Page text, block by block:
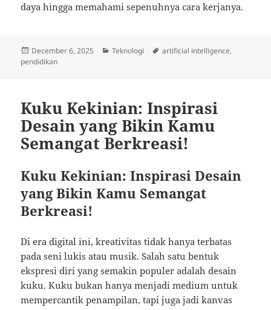
daya hingga memahami sepenuhnya cara kerjanya.
Posted
on
December 6, 2025 Categories
Teknologi Tags
artificial intelligence,
pendidikan
Kuku Kekinian: Inspirasi
Desain yang Bikin Kamu
Semangat Berkreasi!
Kuku Kekinian: Inspirasi Desain
yang Bikin Kamu Semangat
Berkreasi!
Di era digital ini, kreativitas tidak hanya terbatas
pada seni lukis atau musik. Salah satu bentuk
ekspresi diri yang semakin populer adalah desain
kuku. Kuku bukan hanya menjadi medium untuk
mempercantik penampilan, tapi juga jadi kanvas